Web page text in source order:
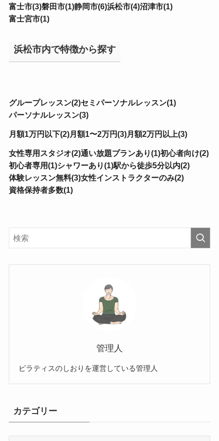
富士市(3)磐田市(1)静岡市(6)浜松市(4)沼津市(1)
富士宮市(1)
浜松市内で特徴から探す
グループレッスン(2)セミパーソナルレッスン(1)
パーソナルレッスン(3)
月額1万円以下(2)月額1〜2万円(3)月額2万円以上(3)
女性専用スタジオ(2)通い放題プランあり(1)初心者向け(2)
初心者専用(1)シャワーあり(1)駅から徒歩5分以内(2)
体験レッスン無料(3)女性インストラクターのみ(2)
資格保持者多数(1)
管理人
ピラティスのしおりを運営している管理人
カテゴリー